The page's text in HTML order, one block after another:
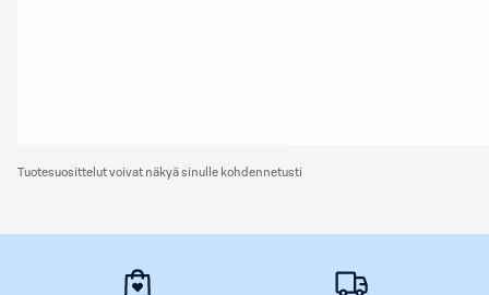
Tuotesuosittelut voivat näkyä sinulle kohdennetusti